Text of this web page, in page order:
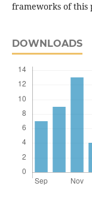
frameworks of this
DOWNLOADS